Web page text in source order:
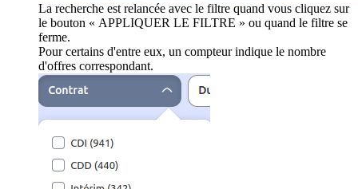
La recherche est relancée avec le filtre quand vous cliquez sur
le bouton « APPLIQUER LE FILTRE » ou quand le filtre se
ferme.
Pour certains d'entre eux, un compteur indique le nombre
d'offres correspondant.